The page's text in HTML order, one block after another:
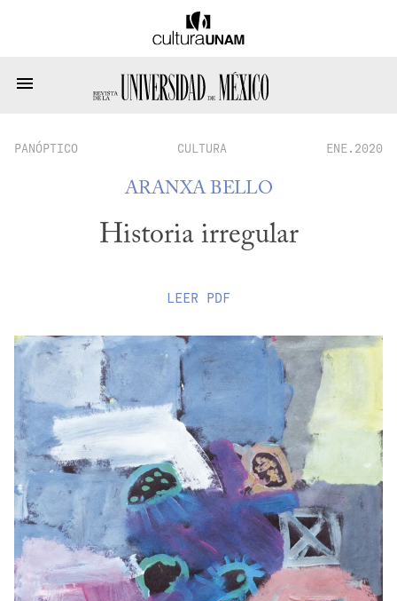
PANÓPTICO CULTURA ENE.2020
ARANXA BELLO
Historia irregular
LEER PDF